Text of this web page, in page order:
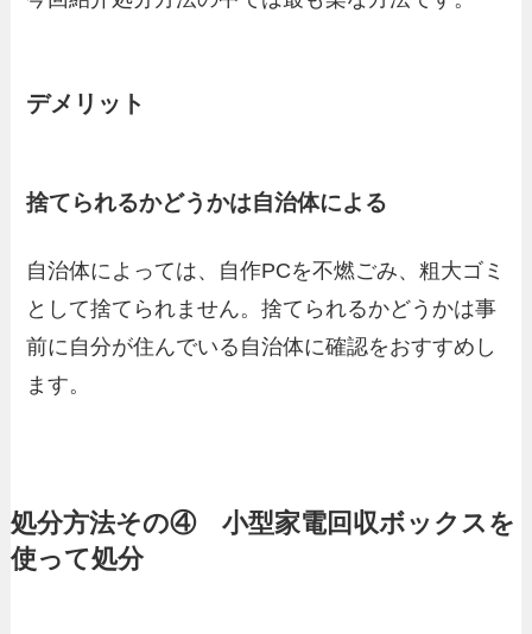
デメリット
捨てられるかどうかは自治体による
自治体によっては、自作PCを不燃ごみ、粗大ゴミ
として捨てられません。捨てられるかどうかは事
前に自分が住んでいる自治体に確認をおすすめし
ます。
処分方法その④ 小型家電回収ボックスを
使って処分